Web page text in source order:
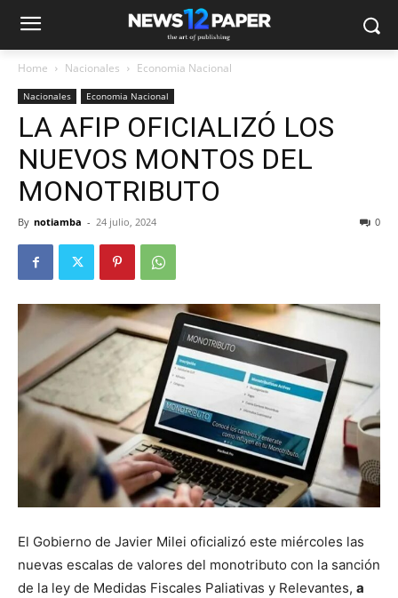
Home Nacionales Economia Nacional
Nacionales Economia Nacional
LA AFIP OFICIALIZÓ LOS
NUEVOS MONTOS DEL
MONOTRIBUTO
By notiamba - 24 julio, 2024 0
El Gobierno de Javier Milei oficializó este miércoles las
nuevas escalas de valores del monotributo con la sanción
de la ley de Medidas Fiscales Paliativas y Relevantes, a